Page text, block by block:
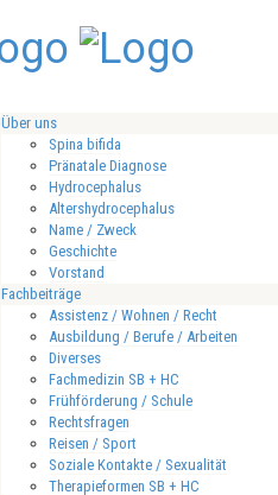
Über uns
Spina bifida
Pränatale Diagnose
Hydrocephalus
Altershydrocephalus
Name / Zweck
Geschichte
Vorstand
Fachbeiträge
Assistenz / Wohnen / Recht
Ausbildung / Berufe / Arbeiten
Diverses
Fachmedizin SB + HC
Frühförderung / Schule
Rechtsfragen
Reisen / Sport
Soziale Kontakte / Sexualität
Therapieformen SB + HC